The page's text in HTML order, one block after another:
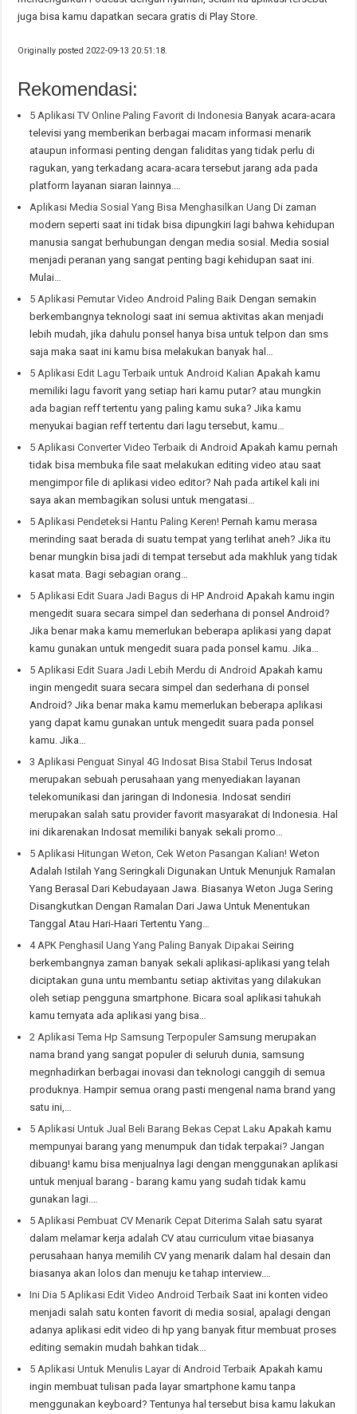
juga bisa kamu dapatkan secara gratis di Play Store.
Originally posted 2022-09-13 20:51:18.
Rekomendasi:
5 Aplikasi TV Online Paling Favorit di Indonesia Banyak acara-acara
televisi yang memberikan berbagai macam informasi menarik
ataupun informasi penting dengan faliditas yang tidak perlu di
ragukan, yang terkadang acara-acara tersebut jarang ada pada
platform layanan siaran lainnya.…
Aplikasi Media Sosial Yang Bisa Menghasilkan Uang Di zaman
modern seperti saat ini tidak bisa dipungkiri lagi bahwa kehidupan
manusia sangat berhubungan dengan media sosial. Media sosial
menjadi peranan yang sangat penting bagi kehidupan saat ini.
Mulai…
5 Aplikasi Pemutar Video Android Paling Baik Dengan semakin
berkembangnya teknologi saat ini semua aktivitas akan menjadi
lebih mudah, jika dahulu ponsel hanya bisa untuk telpon dan sms
saja maka saat ini kamu bisa melakukan banyak hal…
5 Aplikasi Edit Lagu Terbaik untuk Android Kalian Apakah kamu
memiliki lagu favorit yang setiap hari kamu putar? atau mungkin
ada bagian reff tertentu yang paling kamu suka? Jika kamu
menyukai bagian reff tertentu dari lagu tersebut, kamu…
5 Aplikasi Converter Video Terbaik di Android Apakah kamu pernah
tidak bisa membuka file saat melakukan editing video atau saat
mengimpor file di aplikasi video editor? Nah pada artikel kali ini
saya akan membagikan solusi untuk mengatasi…
5 Aplikasi Pendeteksi Hantu Paling Keren! Pernah kamu merasa
merinding saat berada di suatu tempat yang terlihat aneh? Jika itu
benar mungkin bisa jadi di tempat tersebut ada makhluk yang tidak
kasat mata. Bagi sebagian orang…
5 Aplikasi Edit Suara Jadi Bagus di HP Android Apakah kamu ingin
mengedit suara secara simpel dan sederhana di ponsel Android?
Jika benar maka kamu memerlukan beberapa aplikasi yang dapat
kamu gunakan untuk mengedit suara pada ponsel kamu. Jika…
5 Aplikasi Edit Suara Jadi Lebih Merdu di Android Apakah kamu
ingin mengedit suara secara simpel dan sederhana di ponsel
Android? Jika benar maka kamu memerlukan beberapa aplikasi
yang dapat kamu gunakan untuk mengedit suara pada ponsel
kamu. Jika…
3 Aplikasi Penguat Sinyal 4G Indosat Bisa Stabil Terus Indosat
merupakan sebuah perusahaan yang menyediakan layanan
telekomunikasi dan jaringan di Indonesia. Indosat sendiri
merupakan salah satu provider favorit masyarakat di Indonesia. Hal
ini dikarenakan Indosat memiliki banyak sekali promo…
5 Aplikasi Hitungan Weton, Cek Weton Pasangan Kalian! Weton
Adalah Istilah Yang Seringkali Digunakan Untuk Menunjuk Ramalan
Yang Berasal Dari Kebudayaan Jawa. Biasanya Weton Juga Sering
Disangkutkan Dengan Ramalan Dari Jawa Untuk Menentukan
Tanggal Atau Hari-Haari Tertentu Yang…
4 APK Penghasil Uang Yang Paling Banyak Dipakai Seiring
berkembangnya zaman banyak sekali aplikasi-aplikasi yang telah
diciptakan guna untu membantu setiap aktivitas yang dilakukan
oleh setiap pengguna smartphone. Bicara soal aplikasi tahukah
kamu ternyata ada aplikasi yang bisa…
2 Aplikasi Tema Hp Samsung TerpopulerSamsung merupakan
nama brand yang sangat populer di seluruh dunia, samsung
megnhadirkan berbagai inovasi dan teknologi canggih di semua
produknya. Hampir semua orang pasti mengenal nama brand yang
satu ini,…
5 Aplikasi Untuk Jual Beli Barang Bekas Cepat Laku Apakah kamu
mempunyai barang yang menumpuk dan tidak terpakai? Jangan
dibuang! kamu bisa menjualnya lagi dengan menggunakan aplikasi
untuk menjual barang - barang kamu yang sudah tidak kamu
gunakan lagi.…
5 Aplikasi Pembuat CV Menarik Cepat Diterima Salah satu syarat
dalam melamar kerja adalah CV atau curriculum vitae biasanya
perusahaan hanya memilih CV yang menarik dalam hal desain dan
biasanya akan lolos dan menuju ke tahap interview.…
Ini Dia 5 Aplikasi Edit Video Android Terbaik Saat ini konten video
menjadi salah satu konten favorit di media sosial, apalagi dengan
adanya aplikasi edit video di hp yang banyak fitur membuat proses
editing semakin mudah bahkan tidak…
5 Aplikasi Untuk Menulis Layar di Android Terbaik Apakah kamu
ingin membuat tulisan pada layar smartphone kamu tanpa
menggunakan keyboard? Tentunya hal tersebut bisa kamu lakukan